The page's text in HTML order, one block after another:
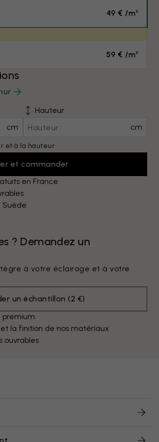
49 € /m²
59 € /m²
cm
Hauteur
cm
et à la hauteur
et commander
en France
Suède
? Demandez un
à votre éclairage et à votre
un échantillon (2 €)
premium
la finition de nos matériaux
ouvrables